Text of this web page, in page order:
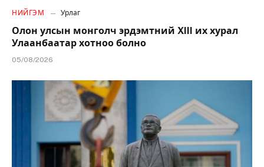
НИЙГЭМ Урлаг
Олон улсын монголч эрдэмтний XIII их хурал
Улаанбаатар хотноо болно
05/08/2026